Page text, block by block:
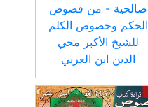
صالحية - من فصوص
الحكم وخصوص الكلم
للشيخ الأكبر محي
الدين ابن العربي